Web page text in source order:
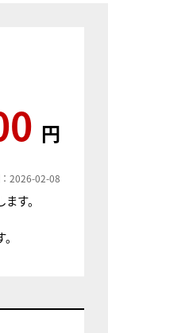
円
2026-02-08
す。